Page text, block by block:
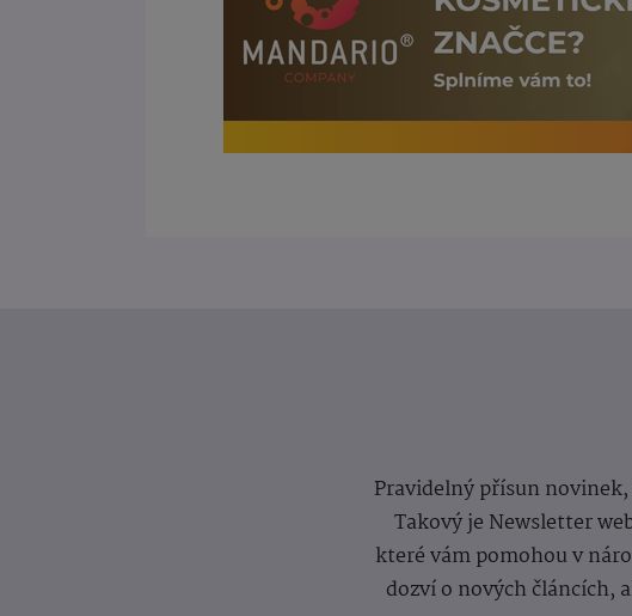
Pravidelný přísun
Takový je Newsletter
které vám pomohou v
dozví o nových článcích,